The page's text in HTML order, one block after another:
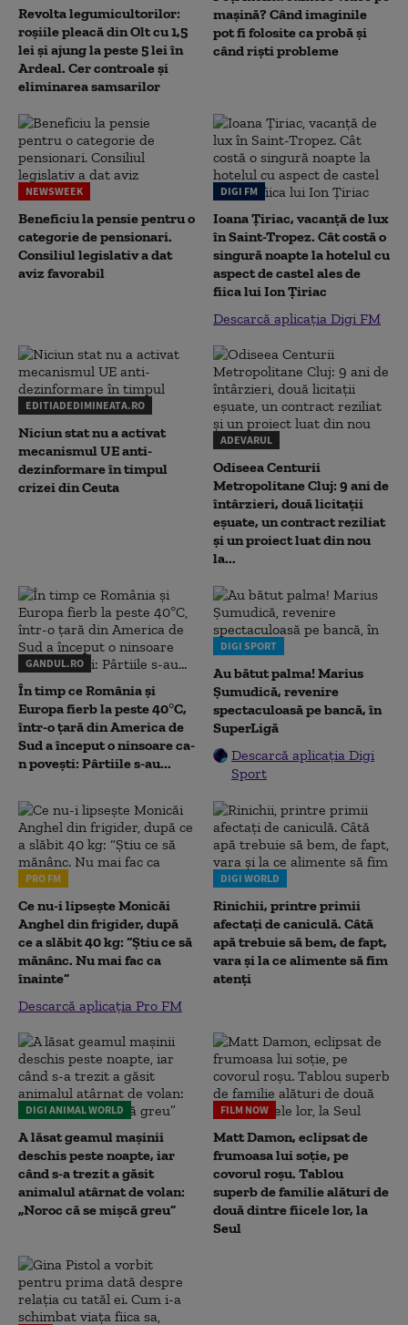
Revolta legumicultorilor:
roșiile pleacă din Olt cu 1,5
lei și ajung la peste 5 lei în
Ardeal. Cer controale și
eliminarea samsarilor
mașină? Când imaginile
pot fi folosite ca probă și
când riști probleme
NEWSWEEK
Beneficiu la pensie pentru o
categorie de pensionari.
Consiliul legislativ a dat
aviz favorabil
DIGI FM
Ioana Țiriac, vacanță de lux
în Saint-Tropez. Cât costă o
singură noapte la hotelul cu
aspect de castel ales de
fiica lui Ion Țiriac
Descarcă aplicația Digi FM
EDITIADEDIMINEATA.RO
Niciun stat nu a activat
mecanismul UE anti-
dezinformare în timpul
crizei din Ceuta
ADEVARUL
Odiseea Centurii
Metropolitane Cluj: 9 ani de
întârzieri, două licitații
eșuate, un contract reziliat
și un proiect luat din nou
la...
GANDUL.RO
În timp ce România și
Europa fierb la peste 40°C,
într-o țară din America de
Sud a început o ninsoare ca-
n povești: Pârtiile s-au...
DIGI SPORT
Au bătut palma! Marius
Șumudică, revenire
spectaculoasă pe bancă, în
SuperLigă
Descarcă aplicația Digi
Sport
PRO FM
Ce nu-i lipsește Monicăi
Anghel din frigider, după
ce a slăbit 40 kg: “Știu ce să
mănânc. Nu mai fac ca
înainte”
Descarcă aplicația Pro FM
DIGI WORLD
Rinichii, printre primii
afectați de caniculă. Câtă
apă trebuie să bem, de fapt,
vara și la ce alimente să fim
atenți
DIGI ANIMAL WORLD
A lăsat geamul mașinii
deschis peste noapte, iar
când s-a trezit a găsit
animalul atârnat de volan:
„Noroc că se mișcă greu”
FILM NOW
Matt Damon, eclipsat de
frumoasa lui soție, pe
covorul roșu. Tablou
superb de familie alături de
două dintre fiicele lor, la
Seul